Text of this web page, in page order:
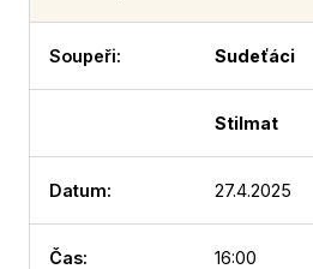
Sudeťáci
Stilmat
27.4.2025
16:00